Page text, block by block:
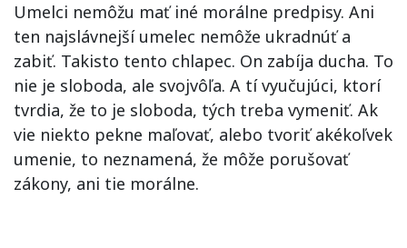
Umelci nemôžu mať iné morálne predpisy. Ani
ten najslávnejší umelec nemôže ukradnúť a
zabiť. Takisto tento chlapec. On zabíja ducha. To
nie je sloboda, ale svojvôľa. A tí vyučujúci, ktorí
tvrdia, že to je sloboda, tých treba vymeniť. Ak
vie niekto pekne maľovať, alebo tvoriť akékoľvek
umenie, to neznamená, že môže porušovať
zákony, ani tie morálne.